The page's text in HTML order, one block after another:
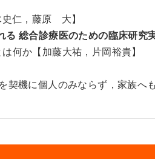
仁，藤原 大】
総合診療医のための臨床研究
何か【加藤大祐，片岡裕貴】
契機に個人のみならず，家族へ